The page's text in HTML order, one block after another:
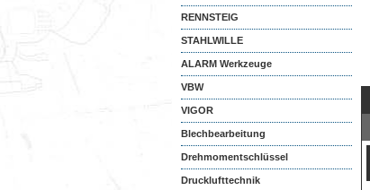
RENNSTEIG
STAHLWILLE
ALARM Werkzeuge
VBW
VIGOR
Blechbearbeitung
Drehmomentschlüssel
Drucklufttechnik